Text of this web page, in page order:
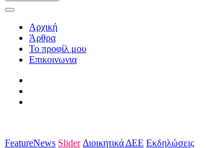
Αρχική
Άρθρα
Το προφίλ μου
Επικοινωνια
FeatureNews Slider Διοικητικά ΔΕΕ Εκδηλώσεις